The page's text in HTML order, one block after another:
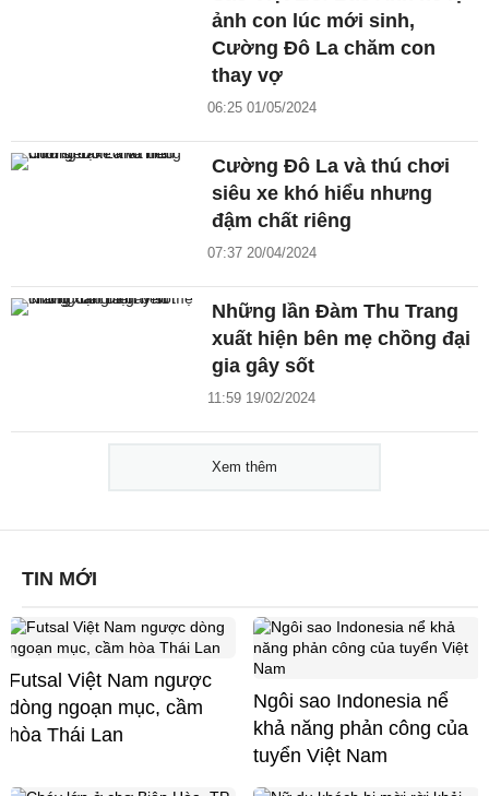
ảnh con lúc mới sinh,
Cường Đô La chăm con
thay vợ
06:25 01/05/2024
Cường Đô La và thú chơi
siêu xe khó hiểu nhưng
đậm chất riêng
07:37 20/04/2024
Những lần Đàm Thu Trang
xuất hiện bên mẹ chồng đại
gia gây sốt
11:59 19/02/2024
Xem thêm
TIN MỚI
Futsal Việt Nam ngược
dòng ngoạn mục, cầm
hòa Thái Lan
Ngôi sao Indonesia nể
khả năng phản công của
tuyển Việt Nam